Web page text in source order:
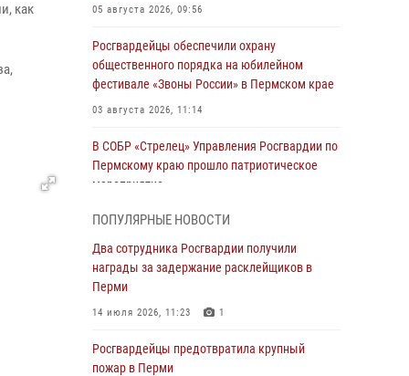
как
05 августа 2026, 09:56
Росгвардейцы обеспечили охрану
общественного порядка на юбилейном
фестивале «Звоны России» в Пермском крае
03 августа 2026, 11:14
В СОБР «Стрелец» Управления Росгвардии по
Пермскому краю прошло патриотическое
мероприятие
В Пермском крае семья сотрудника
вневедомственной охраны Росгвардии
Пермского края заняла призовое место на
фестивале «Бородачи в Бородулино»
В Пермском крае росгвардейцы провели
ПОПУЛЯРНЫЕ НОВОСТИ
Два сотрудника Росгвардии получили
награды за задержание расклейщиков в
Перми
14 июля 2026, 11:23 1
Росгвардейцы предотвратила крупный
пожар в Перми